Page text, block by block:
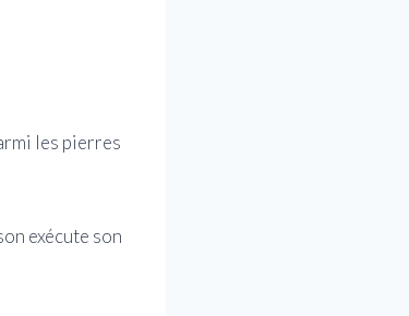
les pierres
exécute son